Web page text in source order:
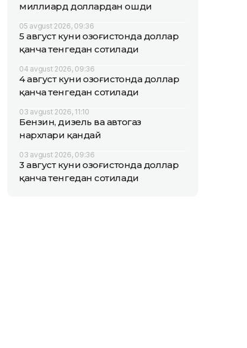
миллиард доллардан ошди
05 avgust 2026, 09:36
5 август куни Қозоғистонда доллар
қанча тенгедан сотилади
04 avgust 2026, 09:36
4 август куни Қозоғистонда доллар
қанча тенгедан сотилади
03 avgust 2026, 11:10
Бензин, дизель ва автогаз
нархлари қандай
03 avgust 2026, 09:36
3 август куни Қозоғистонда доллар
қанча тенгедан сотилади